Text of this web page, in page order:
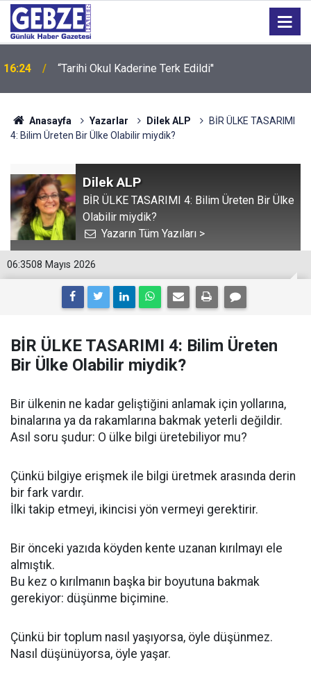
16:24 “Tarihi Okul Kaderine Terk Edildi''
Anasayfa Yazarlar Dilek ALP
BİR ÜLKE TASARIMI
4: Bilim Üreten Bir Ülke Olabilir miydik?
Dilek ALP
BİR ÜLKE TASARIMI 4: Bilim Üreten Bir Ülke
Olabilir miydik?
Yazarın Tüm Yazıları >
06:3508 Mayıs 2026
BİR ÜLKE TASARIMI 4: Bilim Üreten
Bir Ülke Olabilir miydik?
Bir ülkenin ne kadar geliştiğini anlamak için yollarına,
binalarına ya da rakamlarına bakmak yeterli değildir.
Asıl soru şudur: O ülke bilgi üretebiliyor mu?
Çünkü bilgiye erişmek ile bilgi üretmek arasında derin
bir fark vardır.
İlki takip etmeyi, ikincisi yön vermeyi gerektirir.
Bir önceki yazıda köyden kente uzanan kırılmayı ele
almıştık.
Bu kez o kırılmanın başka bir boyutuna bakmak
gerekiyor: düşünme biçimine.
Çünkü bir toplum nasıl yaşıyorsa, öyle düşünmez.
Nasıl düşünüyorsa, öyle yaşar.